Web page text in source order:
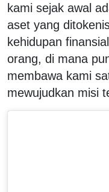
kami sejak awal
aset yang
kehidupan
orang, di mana
membawa kami
mewujudkan misi